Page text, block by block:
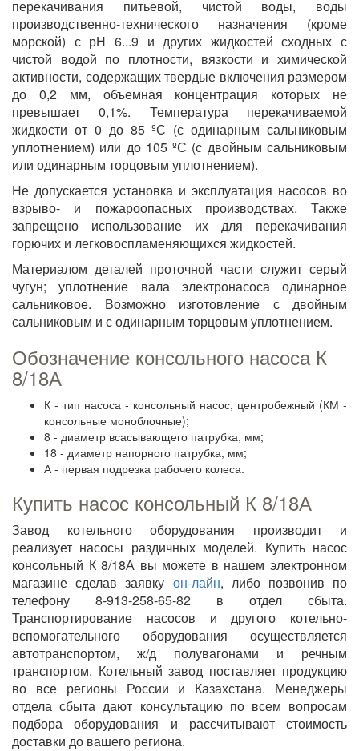
перекачивания питьевой, чистой воды, воды
производственно-технического назначения (кроме
морской) с рН 6...9 и других жидкостей сходных с
чистой водой по плотности, вязкости и химической
активности, содержащих твердые включения размером
до 0,2 мм, объемная концентрация которых не
превышает 0,1%. Температура перекачиваемой
жидкости от 0 до 85 ºС (с одинарным сальниковым
уплотнением) или до 105 ºС (с двойным сальниковым
или одинарным торцовым уплотнением).
Не допускается установка и эксплуатация насосов во
взрыво- и пожароопасных производствах. Также
запрещено использование их для перекачивания
горючих и легковоспламеняющихся жидкостей.
Материалом деталей проточной части служит серый
чугун; уплотнение вала электронасоса одинарное
сальниковое. Возможно изготовление с двойным
сальниковым и с одинарным торцовым уплотнением.
Обозначение консольного насоса К
8/18А
К - тип насоса - консольный насос, центробежный (КМ -
консольные моноблочные);
8 - диаметр всасывающего патрубка, мм;
18 - диаметр напорного патрубка, мм;
А - первая подрезка рабочего колеса.
Купить насос консольный К 8/18А
Завод котельного оборудования производит и
реализует насосы раздичных моделей. Купить насос
консольный К 8/18А вы можете в нашем электронном
магазине сделав заявку он-лайн, либо позвонив по
телефону 8-913-258-65-82 в отдел сбыта.
Транспортирование насосов и другого котельно-
вспомогательного оборудования осуществляется
автотранспортом, ж/д полувагонами и речным
транспортом. Котельный завод поставляет продукцию
во все регионы России и Казахстана. Менеджеры
отдела сбыта дают консультацию по всем вопросам
подбора оборудования и рассчитывают стоимость
доставки до вашего региона.